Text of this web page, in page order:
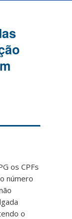
os CPFs
número
o